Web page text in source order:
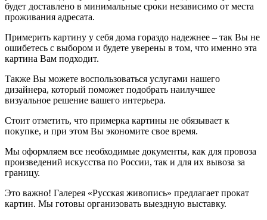
будет доставлено в минимальные сроки независимо от места
проживания адресата.
Примерить картину у себя дома гораздо надежнее – так Вы не
ошибетесь с выбором и будете уверены в том, что именно эта
картина Вам подходит.
Также Вы можете воспользоваться услугами нашего
дизайнера, который поможет подобрать наилучшее
визуальное решение вашего интерьера.
Стоит отметить, что примерка картины не обязывает к
покупке, и при этом Вы экономите свое время.
Мы оформляем все необходимые документы, как для провоза
произведений искусства по России, так и для их вывоза за
границу.
Это важно! Галерея «Русская живопись» предлагает прокат
картин. Мы готовы организовать выездную выставку.